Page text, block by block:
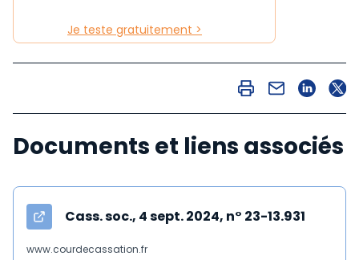
Je teste gratuitement >
Documents et liens associés
Cass. soc., 4 sept. 2024, n° 23-13.931
www.courdecassation.fr